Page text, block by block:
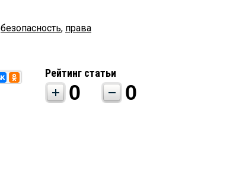
безопасность, права
Рейтинг статьи
0 0